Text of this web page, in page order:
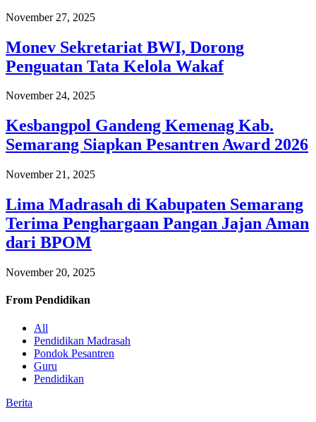
November 27, 2025
Monev Sekretariat BWI, Dorong
Penguatan Tata Kelola Wakaf
November 24, 2025
Kesbangpol Gandeng Kemenag Kab.
Semarang Siapkan Pesantren Award 2026
November 21, 2025
Lima Madrasah di Kabupaten Semarang
Terima Penghargaan Pangan Jajan Aman
dari BPOM
November 20, 2025
From Pendidikan
All
Pendidikan Madrasah
Pondok Pesantren
Guru
Pendidikan
Berita